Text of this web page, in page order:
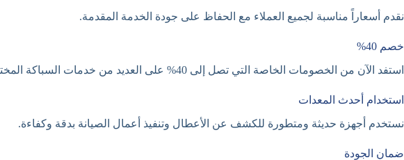
نقدم أسعاراً مناسبة لجميع العملاء مع الحفاظ على جودة الخدمة المقدمة.
خصم 40%
استفد الآن من الخصومات الخاصة التي تصل إلى 40% على العديد من خدمات السباكة المختلفة.
استخدام أحدث المعدات
نستخدم أجهزة حديثة ومتطورة للكشف عن الأعطال وتنفيذ أعمال الصيانة بدقة وكفاءة.
ضمان الجودة